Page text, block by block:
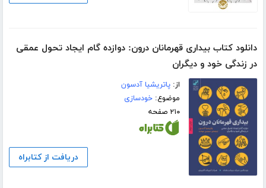
دانلود کتاب بیداری قهرمانان درون: دوازده گام ایجاد تحول عمقی
در زندگی خود و دیگران
از:پاتریشیا آدسون
موضوع:خودسازی
۲۱۰ صفحه
دریافت از کتابراه